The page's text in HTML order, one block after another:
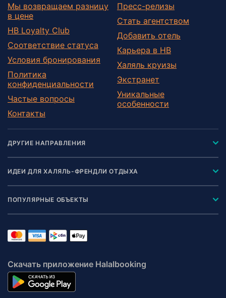
Мы возвращаем разницу
в цене
HB Loyalty Club
Соответствие статуса
Условия бронирования
Политика
конфиденциальности
Частые вопросы
Контакты
Пресс-релизы
Стать агентством
Добавить отель
Карьера в HB
Халяль круизы
Экстранет
Уникальные
особенности
ДРУГИЕ НАПРАВЛЕНИЯ
ИДЕИ ДЛЯ ХАЛЯЛЬ-ФРЕНДЛИ ОТДЫХА
ПОПУЛЯРНЫЕ ОБЪЕКТЫ
Скачать приложение Halalbooking